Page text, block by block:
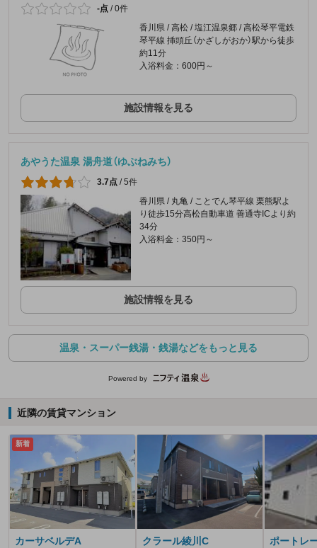
-点 /0件
香川県 / 高松 / 塩江温泉郷 / 高松琴平電鉄
琴平線 挿頭丘（かざしがおか）駅から徒歩
約11分
入浴料金：600円～
施設情報を見る
あやうた温泉 湯舟道（ゆぶねみち）
3.7点 /5件
香川県 / 丸亀 / ことでん琴平線 栗熊駅よ
り徒歩15分高松自動車道 善通寺ICより約
34分
入浴料金：350円～
施設情報を見る
温泉・スーパー銭湯・銭湯などをもっと見る
Powered by
近隣の賃貸マンション
新着
カーサベルデA
クラール綾川C
ポートレ